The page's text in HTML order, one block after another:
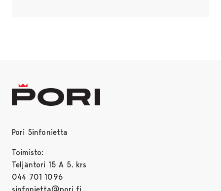
Pori Sinfonietta
Toimisto:
Teljäntori 15 A 5. krs
044 701 1096